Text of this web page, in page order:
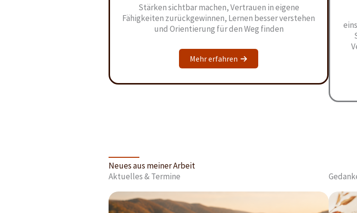
Stärken sichtbar machen, Vertrauen in eigene
Fähigkeiten zurückgewinnen, Lernen besser verstehen
und Orientierung für den Weg finden
Mehr erfahren
Neues aus meiner Arbeit
Aktuelles & Termine